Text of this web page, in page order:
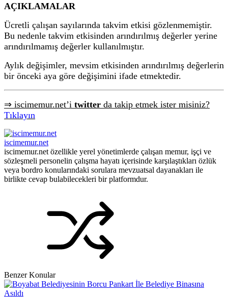
AÇIKLAMALAR
Ücretli çalışan sayılarında takvim etkisi gözlenmemiştir.
Bu nedenle takvim etkisinden arındırılmış değerler yerine
arındırılmamış değerler kullanılmıştır.
Aylık değişimler, mevsim etkisinden arındırılmış değerlerin
bir önceki aya göre değişimini ifade etmektedir.
⇒ iscimemur.net’i twitter da takip etmek ister misiniz?
Tıklayın
iscimemur.net
iscimemur.net özellikle yerel yönetimlerde çalışan memur, işçi ve
sözleşmeli personelin çalışma hayatı içerisinde karşılaştıkları özlük
veya bordro konularındaki sorulara mevzuatsal dayanakları ile
birlikte cevap bulabilecekleri bir platformdur.
Benzer Konular